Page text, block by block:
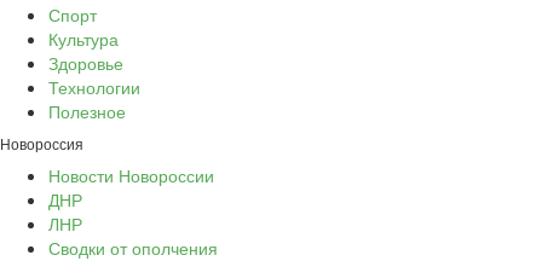
Спорт
Культура
Здоровье
Технологии
Полезное
Новороссия
Новости Новороссии
ДНР
ЛНР
Сводки от ополчения